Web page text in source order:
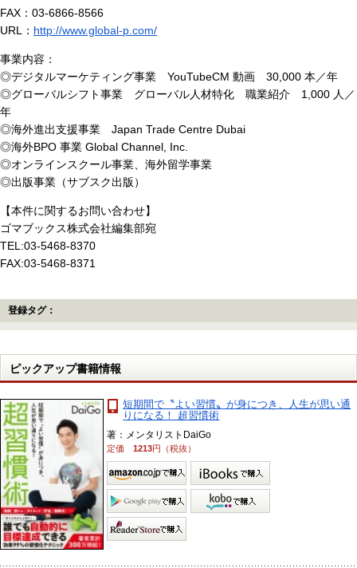
FAX：03-6866-8566
URL： http://www.global-p.com/
事業内容：
◎デジタルマーケティング事業 YouTubeCM 動画 30,000 本／年
◎グローバルシフト事業 グローバル人材特化 職業紹介 1,000 人／
年
◎海外進出支援事業 Japan Trade Centre Dubai
◎海外BPO 事業 Global Channel, Inc.
◎オンラインスクール事業、海外留学事業
◎出版事業（サブスク出版）
【本件に関するお問い合わせ】
ゴマブックス株式会社編集部宛
TEL:03-5468-8370
FAX:03-5468-8371
登録タグ：
ピックアップ書籍情報
短期間で〝よい習慣〟が身につき、人生が思い通
りになる！ 超習慣術
著：メンタリストDaiGo
定価1213円（税抜）